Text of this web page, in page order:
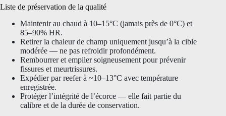
Liste de préservation de la qualité
Maintenir au chaud à 10–15°C (jamais près de 0°C) et
85–90% HR.
Retirer la chaleur de champ uniquement jusqu’à la cible
modérée — ne pas refroidir profondément.
Rembourrer et empiler soigneusement pour prévenir
fissures et meurtrissures.
Expédier par reefer à ~10–13°C avec température
enregistrée.
Protéger l’intégrité de l’écorce — elle fait partie du
calibre et de la durée de conservation.